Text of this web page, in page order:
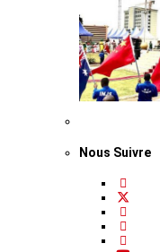
Nous Suivre